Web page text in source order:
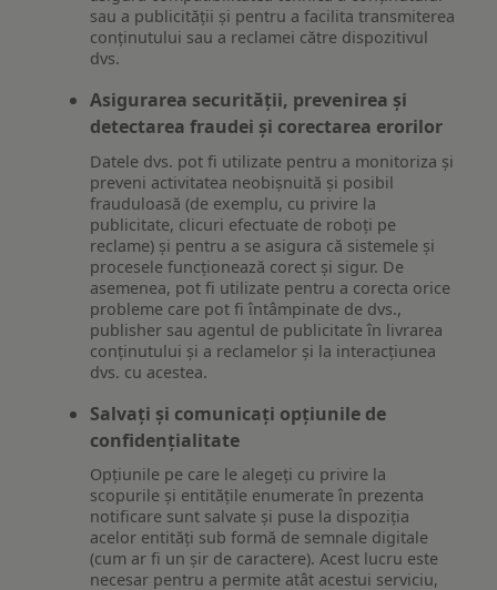
sau a publicității și pentru a facilita transmiterea
conținutului sau a reclamei către dispozitivul
dvs.
Asigurarea securității, prevenirea și
detectarea fraudei și corectarea erorilor
Datele dvs. pot fi utilizate pentru a monitoriza și
preveni activitatea neobișnuită și posibil
frauduloasă (de exemplu, cu privire la
publicitate, clicuri efectuate de roboți pe
reclame) și pentru a se asigura că sistemele și
procesele funcționează corect și sigur. De
asemenea, pot fi utilizate pentru a corecta orice
probleme care pot fi întâmpinate de dvs.,
publisher sau agentul de publicitate în livrarea
conținutului și a reclamelor și la interacțiunea
dvs. cu acestea.
Salvați și comunicați opțiunile de
confidențialitate
Opțiunile pe care le alegeți cu privire la
scopurile și entitățile enumerate în prezenta
notificare sunt salvate și puse la dispoziția
acelor entități sub formă de semnale digitale
(cum ar fi un șir de caractere). Acest lucru este
necesar pentru a permite atât acestui serviciu,